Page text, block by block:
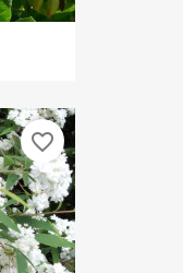
favorite_border